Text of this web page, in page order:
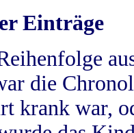
Einträge
die
krank war,